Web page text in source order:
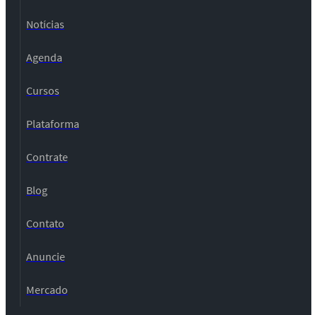
Notícias
Agenda
Cursos
Plataforma
Contrate
Blog
Contato
Anuncie
Mercado